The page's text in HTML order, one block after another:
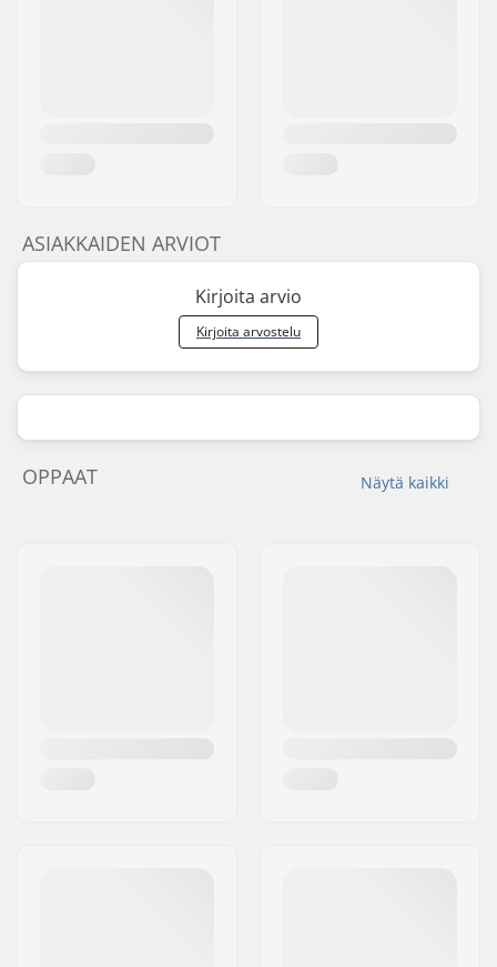
ASIAKKAIDEN ARVIOT
Kirjoita arvio
Kirjoita arvostelu
Näytä kaikki
OPPAAT